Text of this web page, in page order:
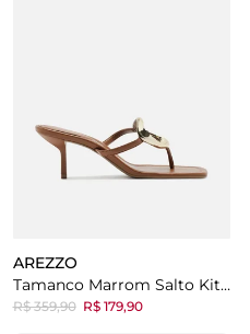
AREZZO
Tamanco Marrom Salto Kitten Metal Orgânico
R$ 359,90 R$ 179,90